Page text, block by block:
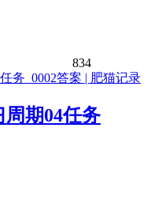
834
期04任务